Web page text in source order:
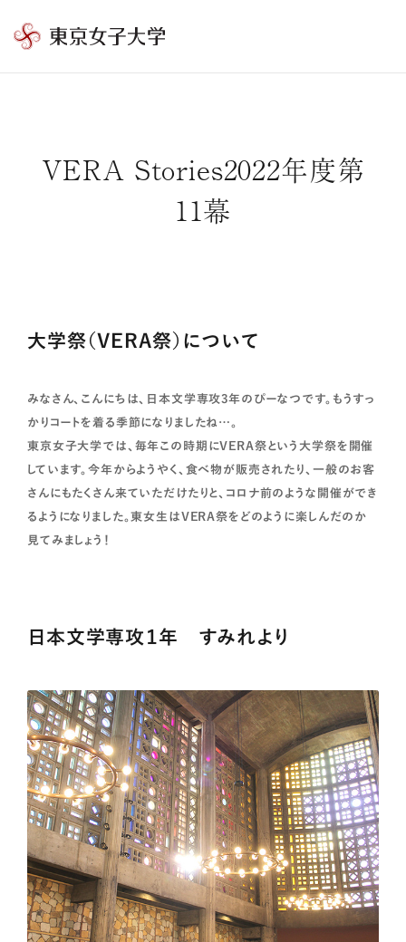
東
学
VERA Stories2022年度第
11幕
大学祭（VERA祭）について
みなさん、こんにちは、日本文学専攻3年のぴーなつです。もうすっ
かりコートを着る季節になりましたね…。
東京女子大学では、毎年この時期にVERA祭という大学祭を開催
しています。今年からようやく、食べ物が販売されたり、一般のお客
さんにもたくさん来ていただけたりと、コロナ前のような開催ができ
るようになりました。東女生はVERA祭をどのように楽しんだのか
見てみましょう！
日本文学専攻１年 すみれより